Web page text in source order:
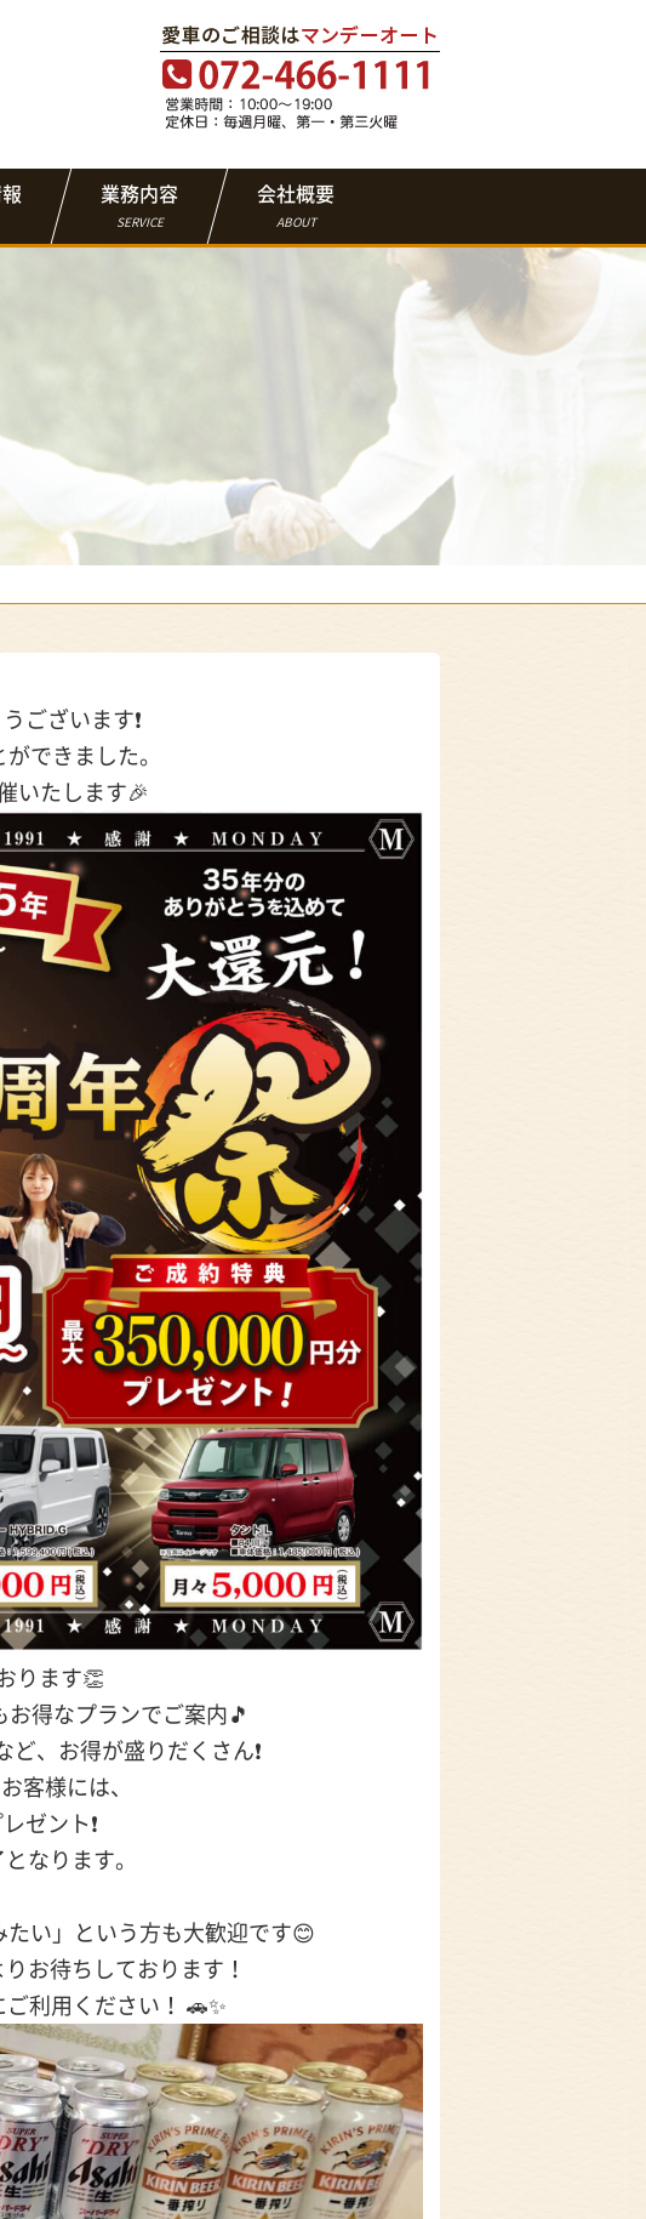
業務内容
SERVICE
会社概要
ABOUT
ございます❗
できました。
いたします🎉
ります👏
お得なプランでご案内🎵
、お得が盛りだくさん❗
客様には、
ゼント❗
なります。
い」という方も大歓迎です😊
お待ちしております！
利用ください！ 🚗✨